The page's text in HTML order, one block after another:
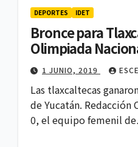
DEPORTES IDET
Bronce para
Olimpiada
1 JUNIO, 2019
Las tlaxcaltecas
de Yucatán. Redacción
0, el equipo femenil